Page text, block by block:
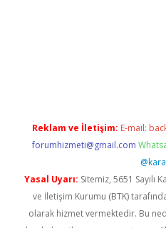
Reklam ve İletişim: E-mail:
forumhizmeti@gmail.com
Yasal Uyarı: Sitemiz, 5651 Sayılı
ve İletişim Kurumu (BTK)
olarak hizmet vermektedir. Bu